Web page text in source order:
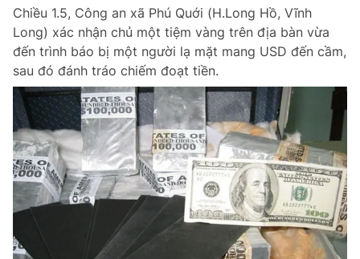
Chiều 1.5, Công an xã Phú Quới (H.Long Hồ, Vĩnh
Long) xác nhận chủ một tiệm vàng trên địa bàn vừa
đến trình báo bị một người lạ mặt mang USD đến cầm,
sau đó đánh tráo chiếm đoạt tiền.